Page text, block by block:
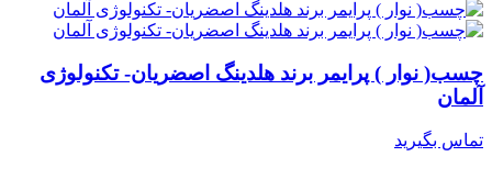
چسب( نوار ) پرایمر برند هلدینگ اصضریان- تکنولوژی
آلمان
تماس بگیرید